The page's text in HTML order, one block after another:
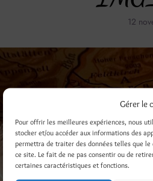
Gérer le
Pour offrir les meilleures expériences, nous
stocker et/ou accéder aux informations des
permettra de traiter des données telles que
ce site. Le fait de ne pas consentir ou de
certaines caractéristiques et fonctions.
12